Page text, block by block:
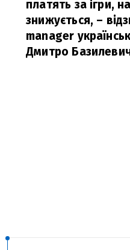
платять за ігри,
знижується, –
manager
Дмитро